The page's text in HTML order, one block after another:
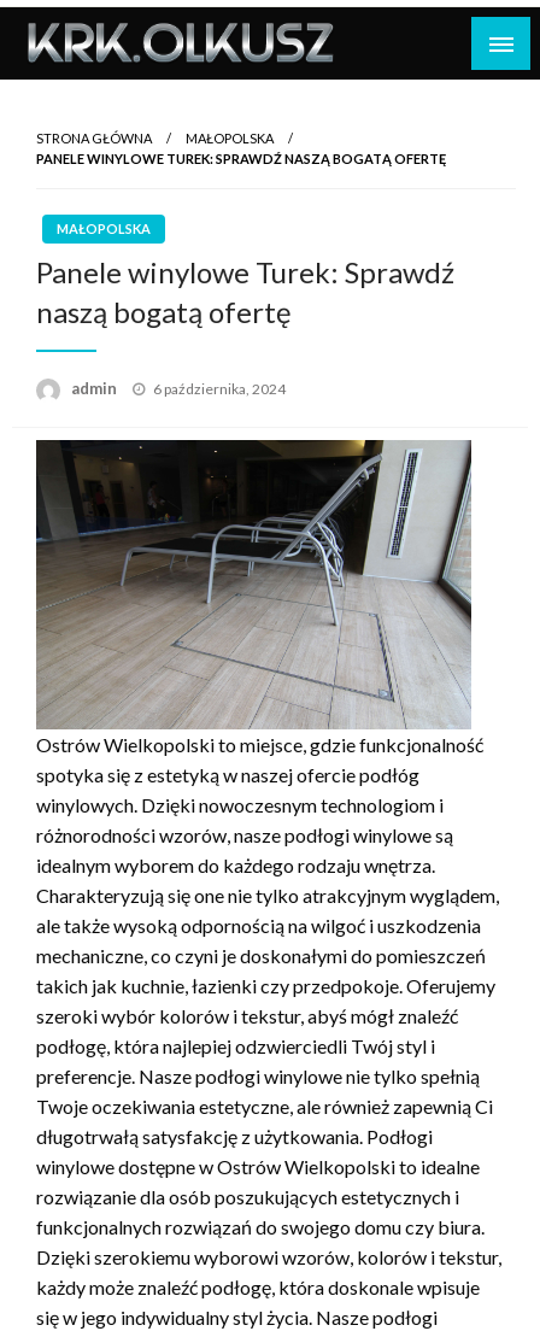
Skip
content
STRONA GŁÓWNA
MAŁOPOLSKA
PANELE WINYLOWE TUREK: SPRAWDŹ NASZĄ BOGATĄ OFERTĘ
MAŁOPOLSKA
Panele winylowe Turek: Sprawdź
naszą bogatą ofertę
admin
Opublikowane
6 października, 2024
Ostrów Wielkopolski to miejsce, gdzie funkcjonalność
spotyka się z estetyką w naszej ofercie podłóg
winylowych. Dzięki nowoczesnym technologiom i
różnorodności wzorów, nasze podłogi winylowe są
idealnym wyborem do każdego rodzaju wnętrza.
Charakteryzują się one nie tylko atrakcyjnym wyglądem,
ale także wysoką odpornością na wilgoć i uszkodzenia
mechaniczne, co czyni je doskonałymi do pomieszczeń
takich jak kuchnie, łazienki czy przedpokoje. Oferujemy
szeroki wybór kolorów i tekstur, abyś mógł znaleźć
podłogę, która najlepiej odzwierciedli Twój styl i
preferencje. Nasze podłogi winylowe nie tylko spełnią
Twoje oczekiwania estetyczne, ale również zapewnią Ci
długotrwałą satysfakcję z użytkowania. Podłogi
winylowe dostępne w Ostrów Wielkopolski to idealne
rozwiązanie dla osób poszukujących estetycznych i
funkcjonalnych rozwiązań do swojego domu czy biura.
Dzięki szerokiemu wyborowi wzorów, kolorów i tekstur,
każdy może znaleźć podłogę, która doskonale wpisuje
się w jego indywidualny styl życia. Nasze podłogi